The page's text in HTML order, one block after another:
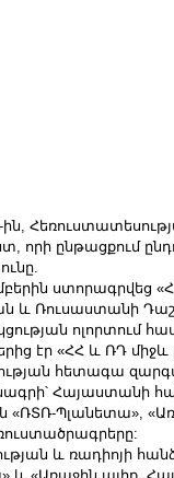
4-ին,
որի ընթացքում
և Ռուսաստանի
ոլորտում
էր «ՀՀ և ՌԴ միջև
հետագա
Հայաստանի
«ՌՏՌ-Պլանետա»,
և ռադիոյի